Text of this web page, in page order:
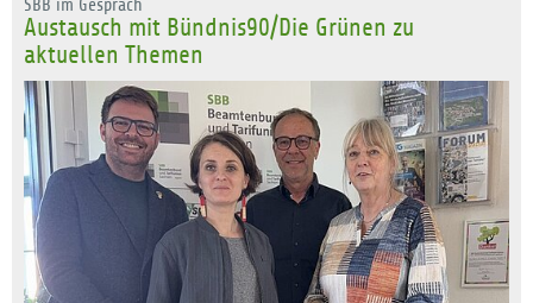
SBB im Gespräch
Austausch mit Bündnis90/Die Grünen zu
aktuellen Themen